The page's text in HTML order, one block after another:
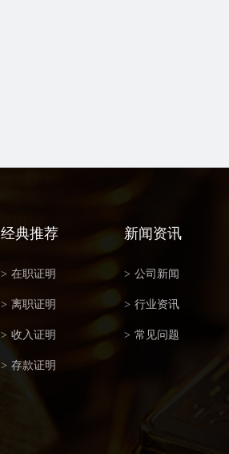
经典推荐
> 在职证明
> 离职证明
> 收入证明
> 存款证明
新闻资讯
> 公司新闻
> 行业资讯
> 常见问题